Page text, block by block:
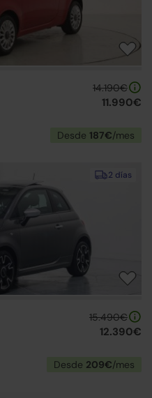
14.190€
11.990€
Desde 187€/mes
2 días
15.490€
12.390€
Desde 209€/mes